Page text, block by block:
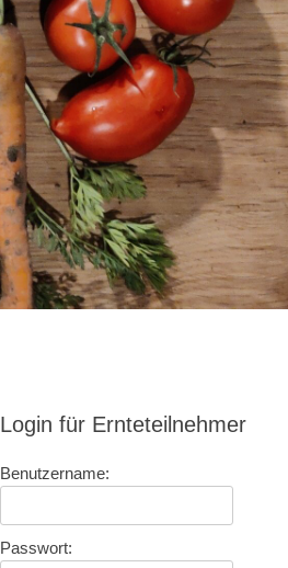
Login für Ernteteilnehmer
Benutzername:
Passwort: